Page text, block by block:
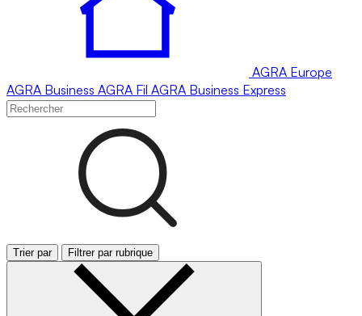
AGRA Europe
AGRA Business AGRA Fil AGRA Business Express
Trier par Filtrer par rubrique